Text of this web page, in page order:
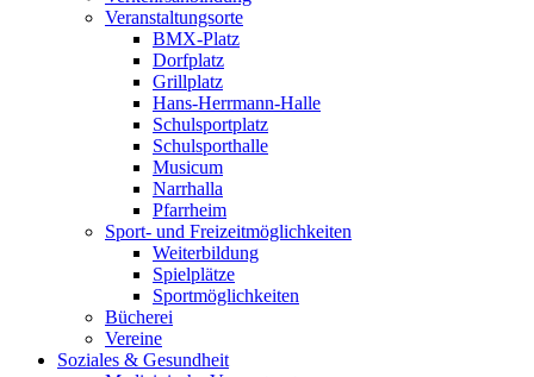
Veranstaltungsorte
BMX-Platz
Dorfplatz
Grillplatz
Hans-Herrmann-Halle
Schulsportplatz
Schulsporthalle
Musicum
Narrhalla
Pfarrheim
Sport- und Freizeitmöglichkeiten
Weiterbildung
Spielplätze
Sportmöglichkeiten
Bücherei
Vereine
Soziales & Gesundheit